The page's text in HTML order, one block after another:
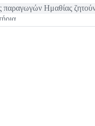
παραγωγών Ημαθίας